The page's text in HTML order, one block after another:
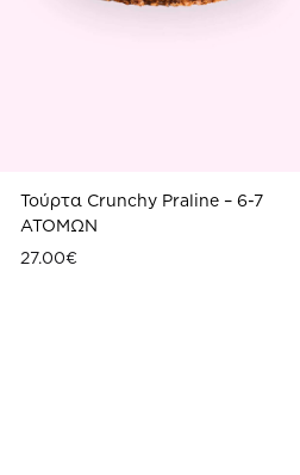
Τούρτα Crunchy Praline – 6-7
ATOMΩΝ
27.00€